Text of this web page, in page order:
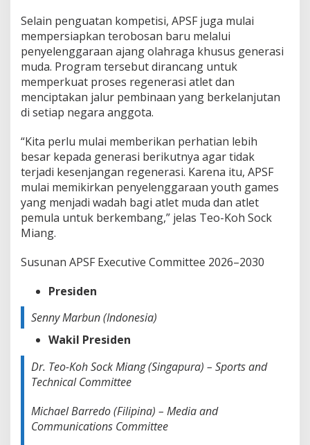
Selain penguatan kompetisi, APSF juga mulai
mempersiapkan terobosan baru melalui
penyelenggaraan ajang olahraga khusus generasi
muda. Program tersebut dirancang untuk
memperkuat proses regenerasi atlet dan
menciptakan jalur pembinaan yang berkelanjutan
di setiap negara anggota.
“Kita perlu mulai memberikan perhatian lebih
besar kepada generasi berikutnya agar tidak
terjadi kesenjangan regenerasi. Karena itu, APSF
mulai memikirkan penyelenggaraan youth games
yang menjadi wadah bagi atlet muda dan atlet
pemula untuk berkembang,” jelas Teo-Koh Sock
Miang.
Susunan APSF Executive Committee 2026–2030
Presiden
Senny Marbun (Indonesia)
Wakil Presiden
Dr. Teo-Koh Sock Miang (Singapura) – Sports and
Technical Committee
Michael Barredo (Filipina) – Media and
Communications Committee